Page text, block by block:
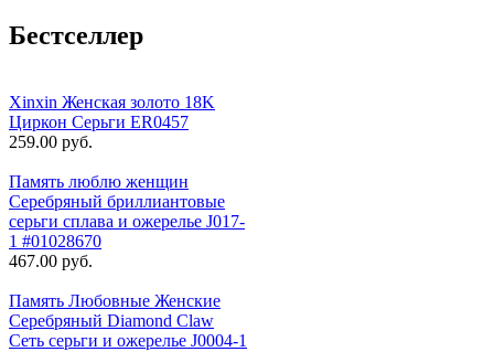
Бестселлер
Xinxin Женская золото 18K
Циркон Серьги ER0457
259.00 руб.
Память люблю женщин
Серебряный бриллиантовые
серьги сплава и ожерелье J017-
1 #01028670
467.00 руб.
Память Любовные Женские
Серебряный Diamond Claw
Сеть серьги и ожерелье J0004-1